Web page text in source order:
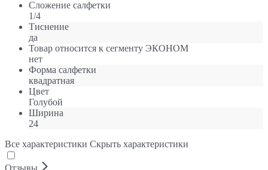
Сложение салфетки
1/4
Тиснение
да
Товар относится к сегменту ЭКОНОМ
нет
Форма салфетки
квадратная
Цвет
Голубой
Ширина
24
Все характеристики Скрыть характеристики
Отзывы